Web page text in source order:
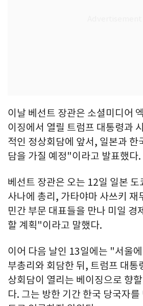
이날 베선트 장관은 소셜미디어
이징에서 열릴 트럼프 대통령과
적인 정상회담에 앞서, 일본과 한
담을 가질 예정"이라고 발표했다.
베선트 장관은 오는 12일 일본 도
사나에 총리, 가타야마 사쓰키 재
민간 부문 대표들을 만나 미일 경
할 계획"이라고 말했다.
이어 다음 날인 13일에는 "서울
부총리와 회담한 뒤, 트럼프 대통
상회담이 열리는 베이징으로 향
다. 그는 방한 기간 한국 당국자